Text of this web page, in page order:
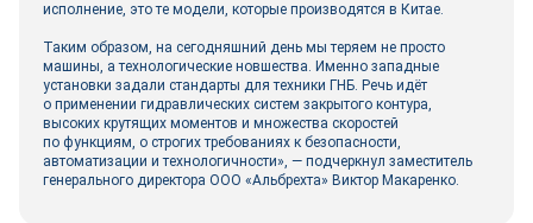
исполнение, это те модели, которые производятся в Китае.
Таким образом, на сегодняшний день мы теряем не просто
машины, а технологические новшества. Именно западные
установки задали стандарты для техники ГНБ. Речь идёт
о применении гидравлических систем закрытого контура,
высоких крутящих моментов и множества скоростей
по функциям, о строгих требованиях к безопасности,
автоматизации и технологичности», — подчеркнул заместитель
генерального директора ООО «Альбрехта» Виктор Макаренко.